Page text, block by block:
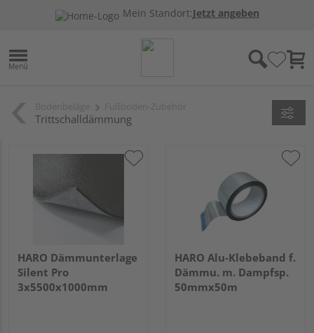
Mein Standort:Jetzt angeben
Trittschalldämmung
HARO Dämmunterlage
Silent Pro
3x5500x1000mm
HARO Alu-Klebeband f.
Dämmu. m. Dampfsp.
50mmx50m